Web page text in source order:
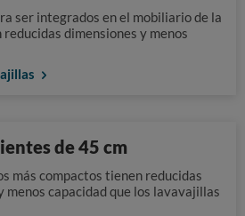
ser integrados en el mobiliario de la
dimensiones y menos
de 45 cm
más compactos tienen reducidas
menos capacidad que los lavavajillas